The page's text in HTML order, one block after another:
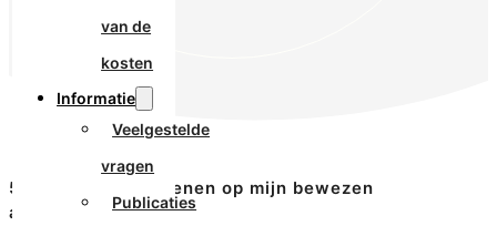
van de
kosten
Informatie
Veelgestelde
vragen
Publicaties
500+ cliënten rekenen op mijn bewezen
aanpak